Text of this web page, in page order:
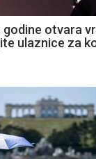
godine otvara
ulaznice za